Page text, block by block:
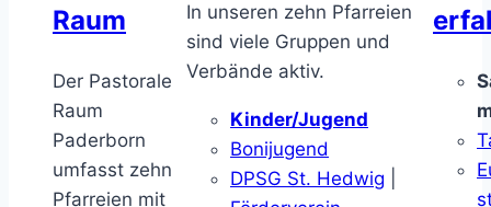
Raum
Der Pastorale
Raum
Paderborn
umfasst zehn
Pfarreien mit
In unseren zehn Pfarreien
sind viele Gruppen und
Verbände aktiv.
Kinder/Jugend
Bonijugend
DPSG St. Hedwig